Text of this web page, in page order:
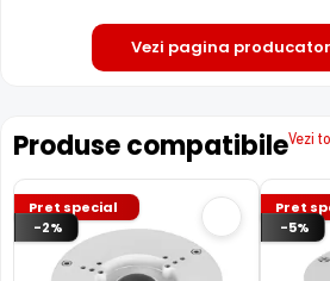
Camera HAC-HFW1200CL-IL-A-
este echipata cu un senzor de
ce ofera imagini color chiar si in
iluminat. Aceasta functie, impreuna
Vezi pagina
Produse compatibileVezi
Pret special
-2%
Pret
-5%